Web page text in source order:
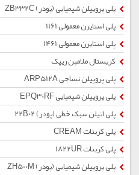
پلی پروپیلن شیمیایی (پودر) ZB332C
پلی استایرن معمولی 1161
پلی استایرن معمولی 1461
کریستال ملامین ریپک
پلی پروپیلن نساجی ARP512A
پلی پروپیلن شیمیایی EPQ30RF
پلی اتیلن سبک خطی (پودر) 22B02
پلی کربنات CREAM
پلی کربنات 1822UR
پلی پروپیلن شیمیایی (پودر) ZH500M